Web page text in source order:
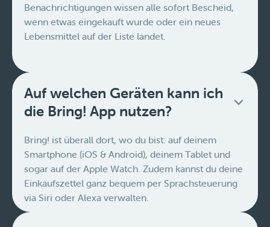
Benachrichtigungen wissen alle sofort Bescheid,
wenn etwas eingekauft wurde oder ein neues
Lebensmittel auf der Liste landet.
Auf welchen Geräten kann ich
die Bring! App nutzen?
Bring! ist überall dort, wo du bist: auf deinem
Smartphone (iOS & Android), deinem Tablet und
sogar auf der Apple Watch. Zudem kannst du deine
Einkaufszettel ganz bequem per Sprachsteuerung
via Siri oder Alexa verwalten.